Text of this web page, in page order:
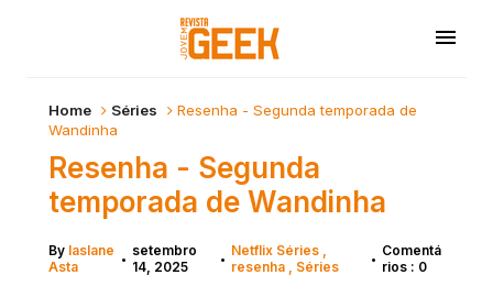
Home Séries
Resenha - Segunda temporada de
Wandinha
Resenha - Segunda
temporada de Wandinha
By Iaslane
Asta
• setembro
14, 2025
• Netflix Séries
resenha
Séries • Comentá
rios : 0